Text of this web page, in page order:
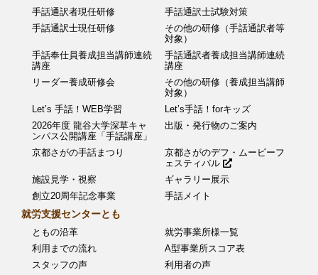
手話通訳者現任研修
手話通訳士試験対策
手話通訳士現任研修
その他の研修（手話通訳者等
対象）
手話奉仕員養成担当講師連続
講座
手話通訳者養成担当講師連続
講座
リーダー養成研修会
その他の研修（養成担当講師
対象）
Let’s 手話！WEB学習
Let’s手話！forキッズ
2026年度 龍谷大学深草キャ
ンパス公開講座「手話講座」
出版・発行物のご案内
京都さがの手話まつり
京都さがのデフ・ムービーフ
ェスティバル
施設見学・視察
ギャラリー展示
創立20周年記念事業
手話メイト
就労支援センターとも
ともの沿革
就労事業所様一覧
利用までの流れ
A型事業所スコア表
スタッフの声
利用者の声